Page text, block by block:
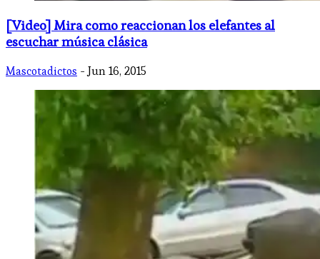
[Video] Mira como reaccionan los elefantes al
escuchar música clásica
Mascotadictos - Jun 16, 2015